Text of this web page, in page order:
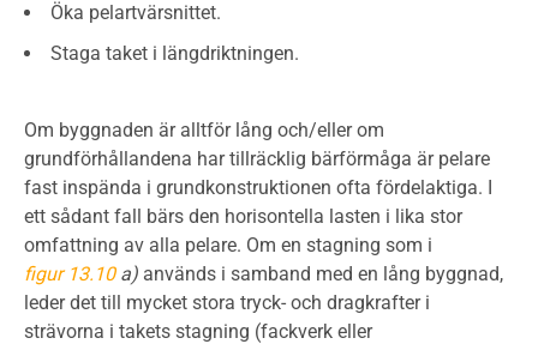
Öka pelartvärsnittet.
Staga taket i längdriktningen.
Om byggnaden är alltför lång och/eller om
grundförhållandena har tillräcklig bärförmåga är pelare
fast inspända i grundkonstruktionen ofta fördelaktiga. I
ett sådant fall bärs den horisontella lasten i lika stor
omfattning av alla pelare. Om en stagning som i
figur 13.10a) används i samband med en lång byggnad,
leder det till mycket stora tryck- och dragkrafter i
strävorna i takets stagning (fackverk eller